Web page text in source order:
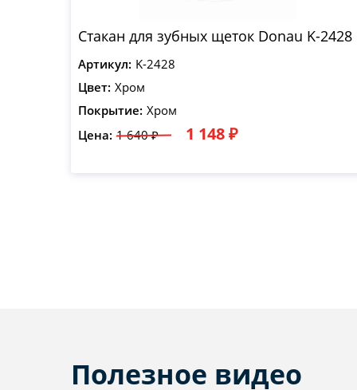
Стакан для зубных щеток Donau K-2428
Артикул: K-2428
Цвет: Хром
Покрытие: Хром
Цена: 1 640 ₽ 1 148 ₽
Полезное видео